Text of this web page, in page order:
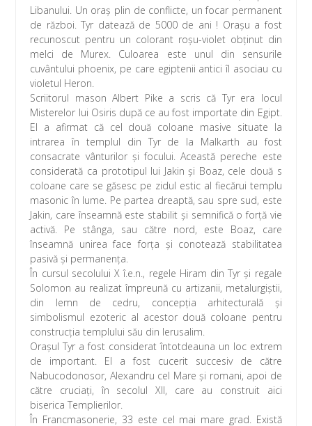
Libanului. Un oraş plin de conflicte, un focar permanent
de război. Tyr datează de 5000 de ani ! Oraşu a fost
recunoscut pentru un colorant roşu-violet obţinut din
melci de Murex. Culoarea este unul din sensurile
cuvântului phoenix, pe care egiptenii antici îl asociau cu
violetul Heron.
Scriitorul mason Albert Pike a scris că Tyr era locul
Misterelor lui Osiris după ce au fost importate din Egipt.
El a afirmat că cel două coloane masive situate la
intrarea în templul din Tyr de la Malkarth au fost
consacrate vânturilor şi focului. Această pereche este
considerată ca prototipul lui Jakin şi Boaz, cele două s
coloane care se găsesc pe zidul estic al fiecărui templu
masonic în lume. Pe partea dreaptă, sau spre sud, este
Jakin, care înseamnă este stabilit şi semnifică o forţă vie
activă. Pe stânga, sau către nord, este Boaz, care
înseamnă unirea face forţa şi conotează stabilitatea
pasivă şi permanenţa.
În cursul secolului X î.e.n., regele Hiram din Tyr şi regale
Solomon au realizat împreună cu artizanii, metalurgiştii,
din lemn de cedru, concepţia arhitecturală şi
simbolismul ezoteric al acestor două coloane pentru
construcţia templului său din Ierusalim.
Oraşul Tyr a fost considerat întotdeauna un loc extrem
de important. El a fost cucerit succesiv de către
Nabucodonosor, Alexandru cel Mare şi romani, apoi de
către cruciaţi, în secolul XII, care au construit aici
biserica Templierilor.
În Francmasonerie, 33 este cel mai mare grad. Există